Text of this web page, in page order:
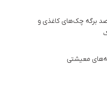
جداگانه تعیین تکلیف ۸۰ درصد برگه چک‌های کاغذی و
معیشتی